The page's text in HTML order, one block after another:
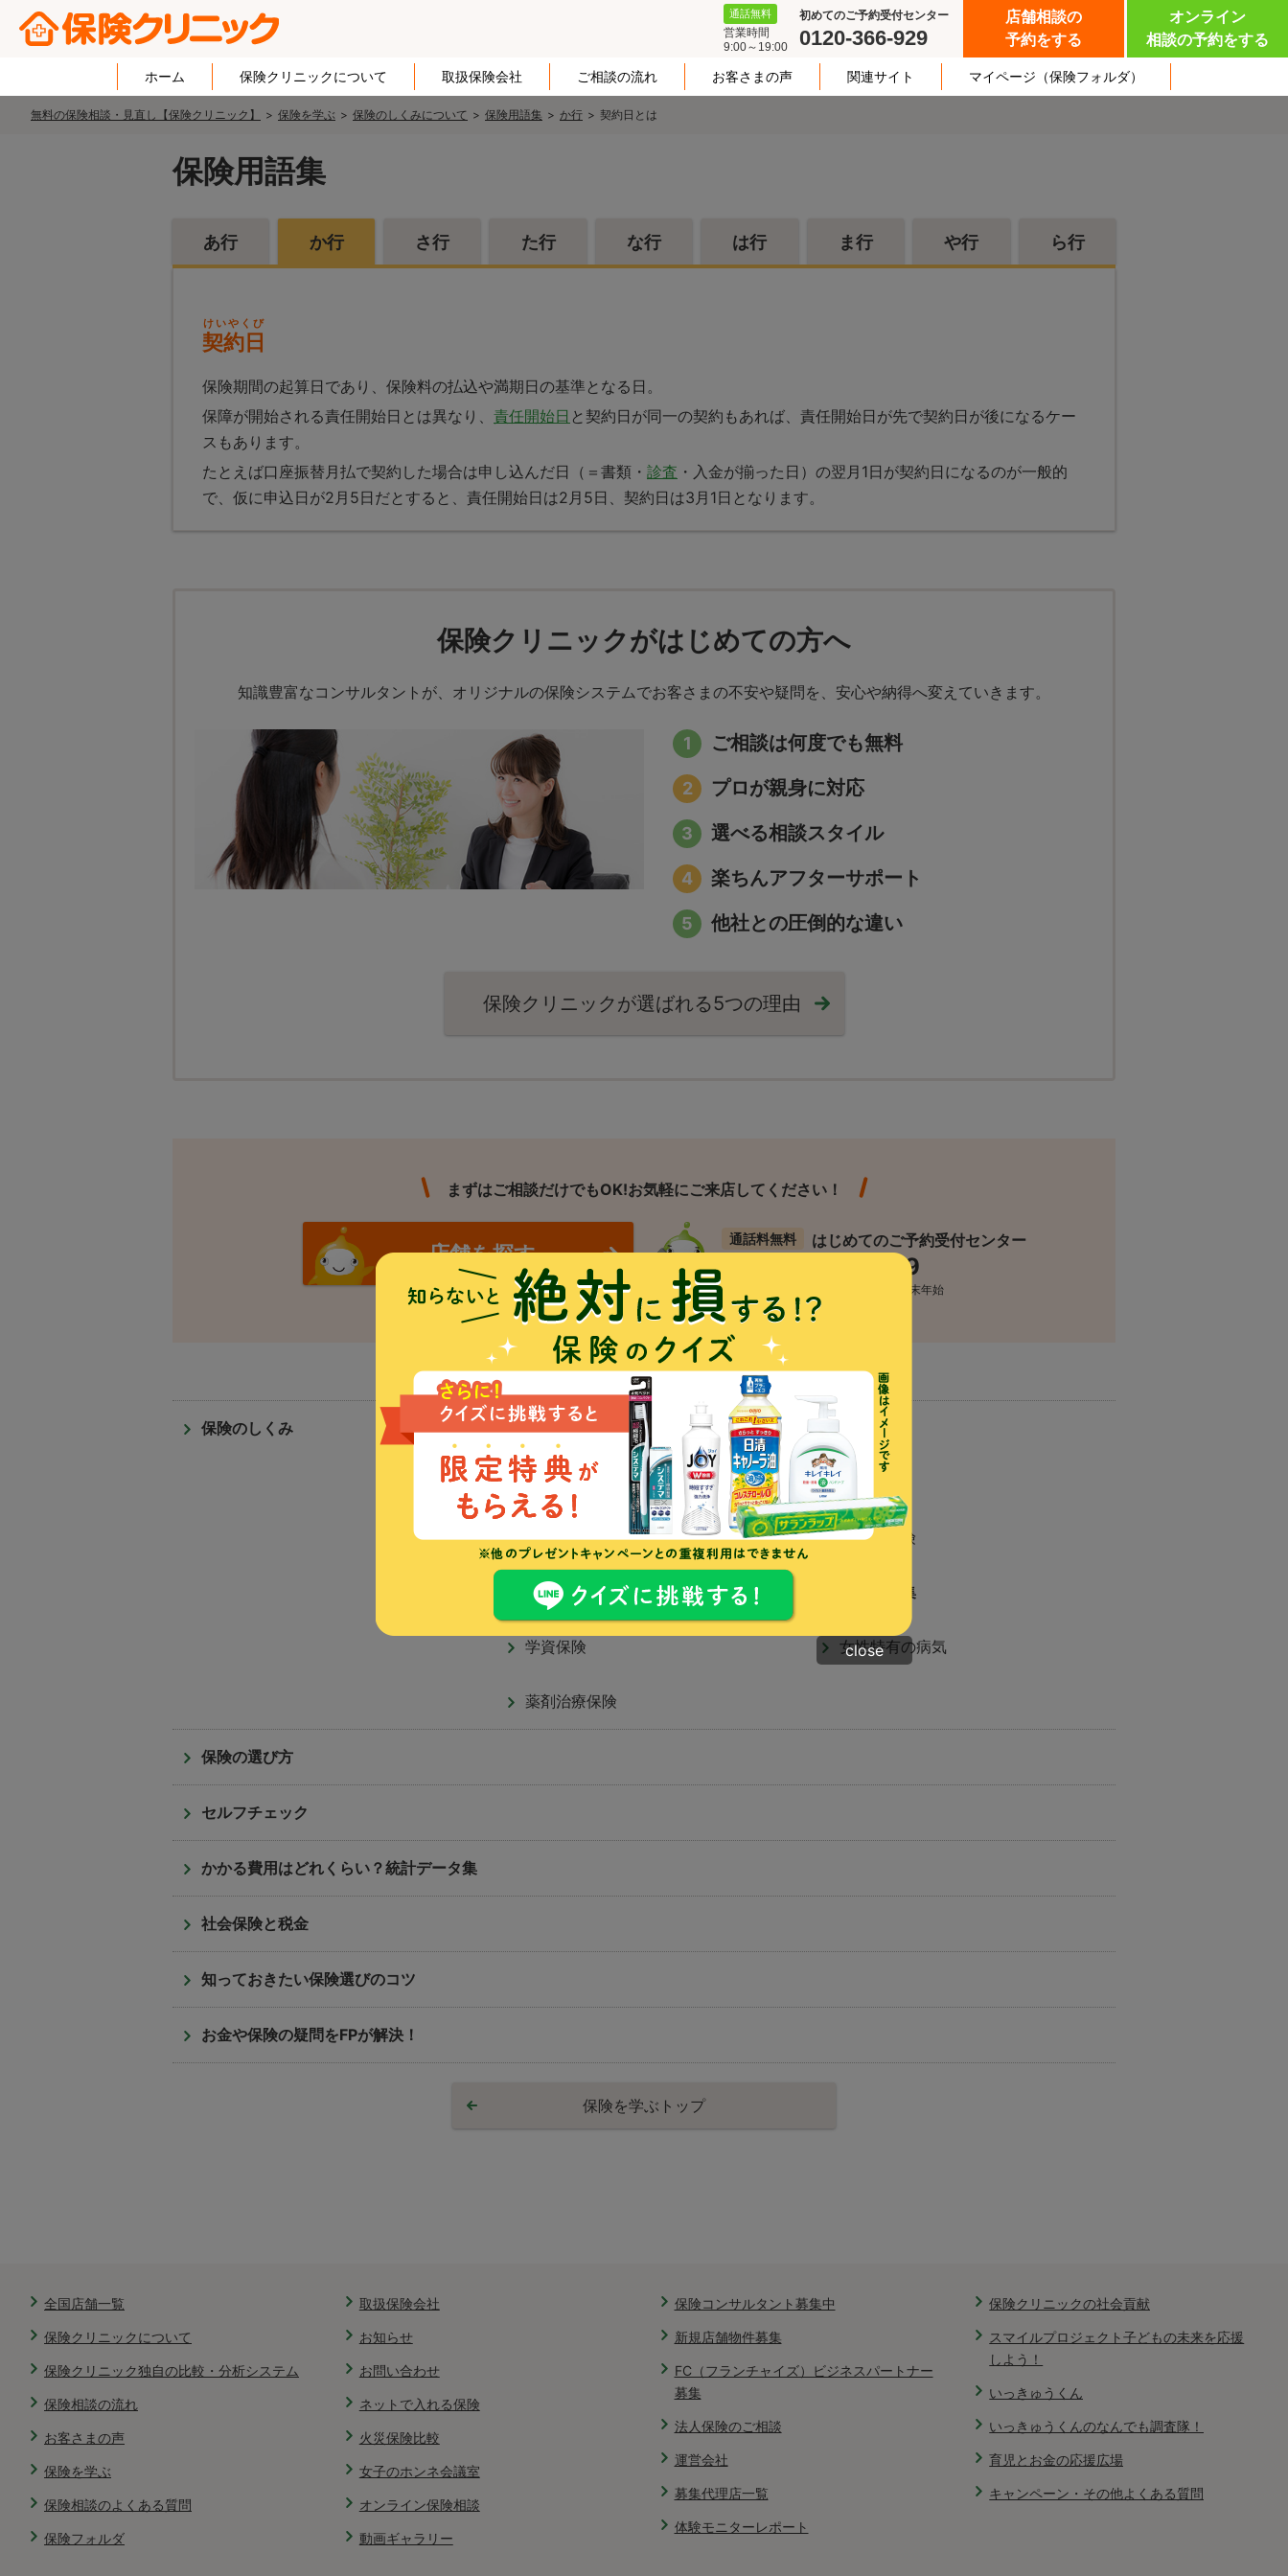
通話無料
営業時間
9:00～19:00
初めてのご予約受付センター
0120-366-929
店舗相談の
予約をする
オンライン
相談の予約をする
ホーム 保険クリニックについて 取扱保険会社 ご相談の流れ お客さまの声 関連サイト マイページ （保険フォルダ）
無料の保険相談・見直し【保険クリニック】 保険を学ぶ 保険のしくみについて 保険用語集 か行 契約日とは
保険用語集
あ行 か行 さ行 た行 な行 は行 ま行 や行 ら行
契約日
けいやくび
保険期間の起算日であり、保険料の払込や満期日の基準となる日。
保障が開始される責任開始日とは異なり、 責任開始日 と契約日が同一の契約もあれば、責任開始日が先で契約日が後になるケー
スもあります。
たとえば口座振替月払で契約した場合は申し込んだ日（＝書類・ 診査 ・入金が揃った日）の翌月1日が契約日になるのが一般的
で、仮に申込日が2月5日だとすると、責任開始日は2月5日、契約日は3月1日となります。
保険クリニックがはじめての方へ
知識豊富なコンサルタントが、オリジナルの保険システムでお客さまの不安や疑問を、安心や納得へ変えていきます。
ご相談は何度でも無料
プロが親身に対応
選べる相談スタイル
楽ちんアフターサポート
他社との圧倒的な違い
保険クリニックが選ばれる5つの理由
まずはご相談だけでもOK!お気軽にご来店してください！
店舗を探す
通話料無料 はじめてのご予約受付センター
0120-366-929
営業時間 年末年始
保険のしくみ 終身保険 定期保険
医療保険 がん保険
三大疾病保険・特定疾病保険 貯蓄型保険
保険の特約 保険用語集
学資保険 女性特有の病気
薬剤治療保険
保険の選び方
セルフチェック
かかる費用はどれくらい？統計データ集
社会保険と税金
知っておきたい保険選びのコツ
お金や保険の疑問をFPが解決！
保険を学ぶトップ
全国店舗一覧
保険クリニックについて
保険クリニック独自の比較・分析システム
保険相談の流れ
お客さまの声
保険を学ぶ
保険相談のよくある質問
保険フォルダ
取扱保険会社
お知らせ
お問い合わせ
ネットで入れる保険
火災保険比較
女子のホンネ会議室
オンライン保険相談
動画ギャラリー
保険コンサルタント募集中
新規店舗物件募集
FC（フランチャイズ）ビジネスパートナー
募集
法人保険のご相談
運営会社
募集代理店一覧
体験モニターレポート
保険クリニックの社会貢献
スマイルプロジェクト子どもの未来を応援
しよう！
いっきゅうくん
いっきゅうくんのなんでも調査隊！
育児とお金の応援広場
キャンペーン・その他よくある質問
close